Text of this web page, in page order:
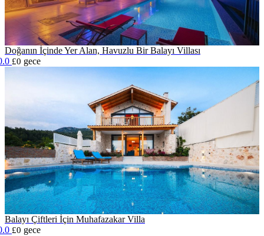
Doğanın İçinde Yer Alan, Havuzlu Bir Balayı Villası
£0 gece
Balayı Çiftleri İçin Muhafazakar Villa
£0 gece